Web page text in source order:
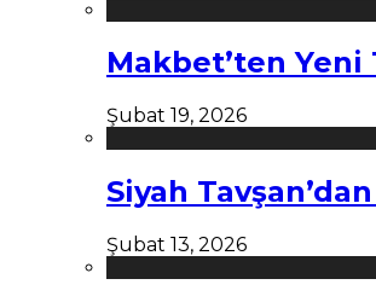
Makbet’ten
Şubat 19, 2026
Siyah
Şubat 13, 2026